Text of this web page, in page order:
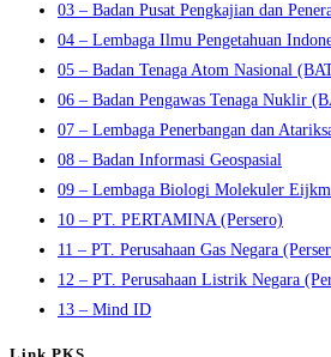
03 – Badan Pusat Pengkajian dan
04 – Lembaga Ilmu Pengetahuan
05 – Badan Tenaga Atom Nasional
06 – Badan Pengawas Tenaga Nuklir
07 – Lembaga Penerbangan dan
08 – Badan Informasi Geospasial
09 – Lembaga Biologi Molekuler
10 – PT. PERTAMINA (Persero)
11 – PT. Perusahaan Gas Negara
12 – PT. Perusahaan Listrik Negara
13 – Mind ID